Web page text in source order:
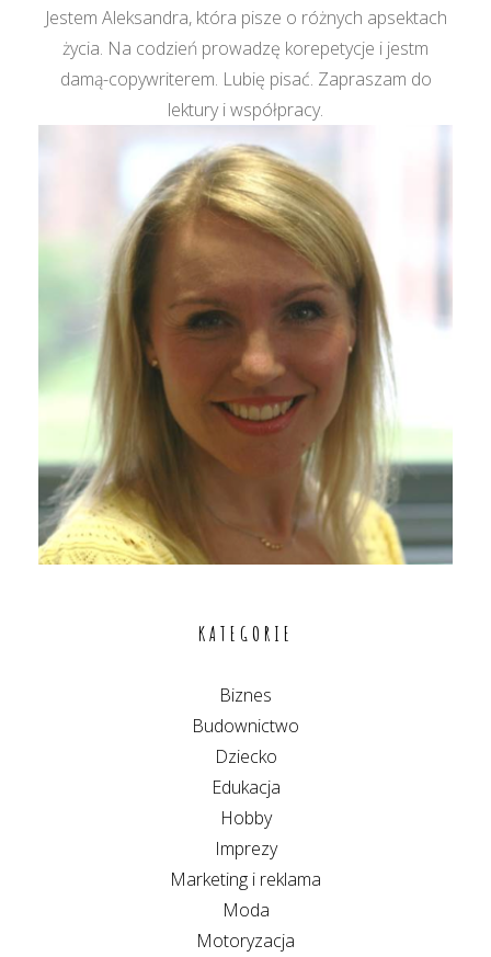
Jestem Aleksandra, która pisze o różnych apsektach
życia. Na codzień prowadzę korepetycje i jestm
damą-copywriterem. Lubię pisać. Zapraszam do
lektury i współpracy.
KATEGORIE
Biznes
Budownictwo
Dziecko
Edukacja
Hobby
Imprezy
Marketing i reklama
Moda
Motoryzacja